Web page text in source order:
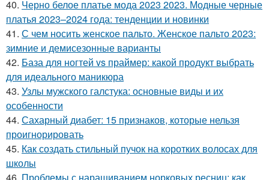
40. Черно белое платье мода 2023 2023. Модные черные
платья 2023–2024 года: тенденции и новинки
41. С чем носить женское пальто. Женское пальто 2023:
зимние и демисезонные варианты
42. База для ногтей vs праймер: какой продукт выбрать
для идеального маникюра
43. Узлы мужского галстука: основные виды и их
особенности
44. Сахарный диабет: 15 признаков, которые нельзя
проигнорировать
45. Как создать стильный пучок на коротких волосах для
школы